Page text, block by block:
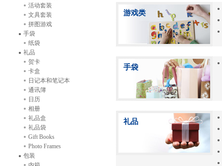
活动套装
文具套装
拼图游戏
手袋
纸袋
礼品
贺卡
卡盒
日记本和笔记本
通讯簿
日历
相册
礼品盒
礼品袋
Gift Books
Photo Frames
包装
游戏类
手袋
礼品